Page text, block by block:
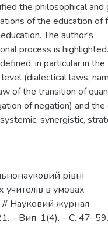
the philosophical and
of the education of
The author's
process is
in particular in the
(dialectical laws,
of the transition of
of negation) and the
synergistic,
рівні
учителів в умовах
// Науковий журнал
– Вип. 1(4). – С. 47–59.